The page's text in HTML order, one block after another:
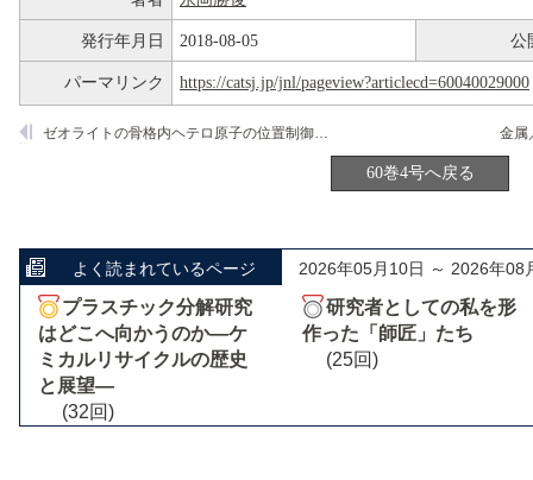
発行年月日 2018-08-05 公
パーマリンク https://catsj.jp/jnl/pageview?articlecd=60040029000
ゼオライトの骨格内ヘテロ原子の位置制御に向けて
60巻4号へ戻る
よく読まれているページ 2026年05月10日 ～ 2026年08
プラスチック分解研究
はどこへ向かうのか―ケ
ミカルリサイクルの歴史
と展望―
(32回)
研究者としての私を形
作った「師匠」たち
(25回)